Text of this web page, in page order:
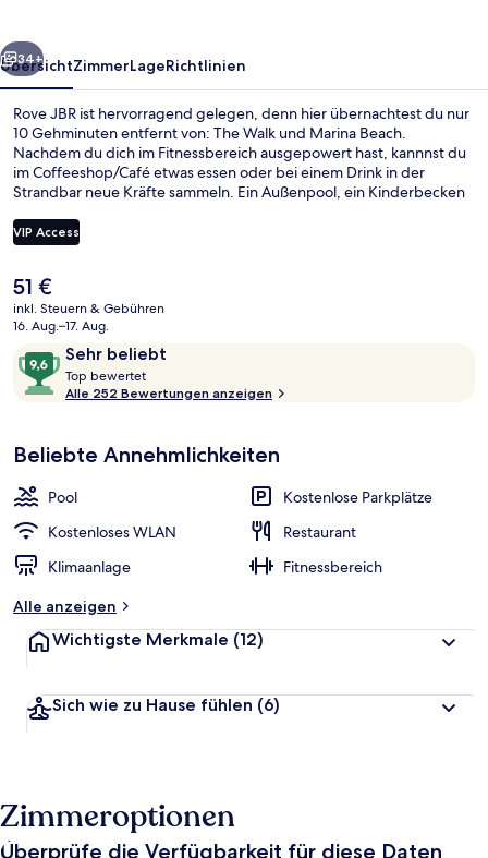
Weiter
34+
ÜbersichtZimmerLageRichtlinien
Rove JBR ist hervorragend gelegen, denn hier übernachtest du nur
10 Gehminuten entfernt von: The Walk und Marina Beach.
Nachdem du dich im Fitnessbereich ausgepowert hast, kannnst du
im Coffeeshop/Café etwas essen oder bei einem Drink in der
Strandbar neue Kräfte sammeln. Ein Außenpool, ein Kinderbecken
öffentlichen Verkehrsmittel sind nur einen kurzen Fußmarsch
entfernt: Zur Straßenbahnhaltestelle Jumeirah Beach Residence 1
Residence 2 11 Minuten.
VIP Access
Der
aktuelle
Preis
51 €.
51 €
inkl. Steuern & Gebühren
16. Aug.–17. Aug.
Bewertungen
Sehr beliebt
9,6
von
10,
beliebt
Top bewertet
o
b
r
Alle 252 Bewertungen anzeigen
Beliebte Annehmlichkeiten
Pool
Kostenlose Parkplätze
Kostenloses WLAN
Restaurant
Klimaanlage
Fitnessbereich
Alle anzeigen
Wichtigste Merkmale (12)
Sich wie zu Hause fühlen (6)
Zimmeroptionen
Überprüfe die Verfügbarkeit für diese Daten